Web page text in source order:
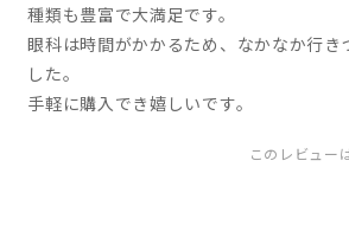
種類も豊富で大満足です。
眼科は時間がかかるため、なかなか行き
した。
手軽に購入でき嬉しいです。
このレビュー